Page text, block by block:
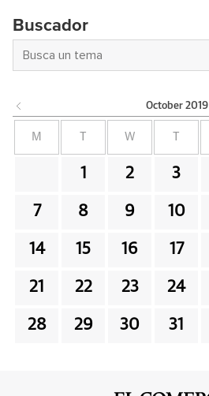
Buscador
October 2019
M W
1 2 3
7 8 9 10
14 15 16 17
21 22 23 24
28 29 30 31